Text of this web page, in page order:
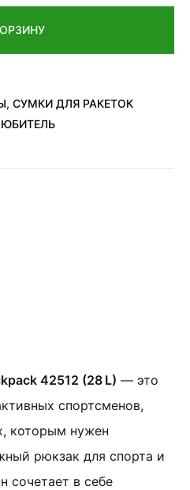
, СУМКИ ДЛЯ РАКЕТОК
42512 (28 L) — это
спортсменов,
которым нужен
рюкзак для спорта и
сочетает в себе